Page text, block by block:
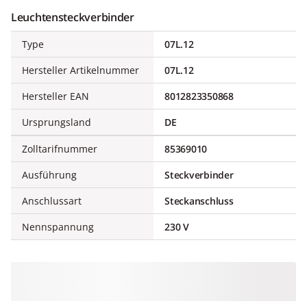
Leuchtensteckverbinder
Type
07L.12
Hersteller Artikelnummer
07L.12
Hersteller EAN
8012823350868
Ursprungsland
DE
Zolltarifnummer
85369010
Ausführung
Steckverbinder
Anschlussart
Steckanschluss
Nennspannung
230 V